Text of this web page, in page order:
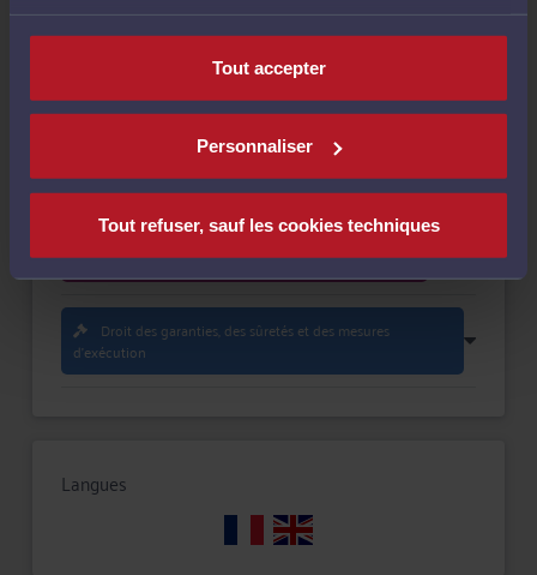
nécessaires au fonctionnement du site.
Tout accepter
Personnaliser
Tout refuser, sauf les cookies techniques
Compétences
Droit des sociétés
Droit commercial, des affaires et de la concurrence
Droit des garanties, des sûretés et des mesures
d'exécution
Langues